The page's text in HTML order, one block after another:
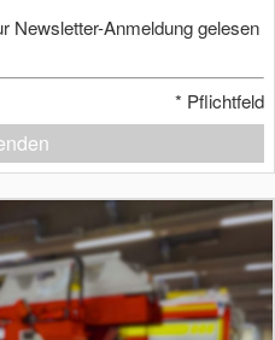
Newsletter-Anmeldung gelesen
* Pflichtfeld